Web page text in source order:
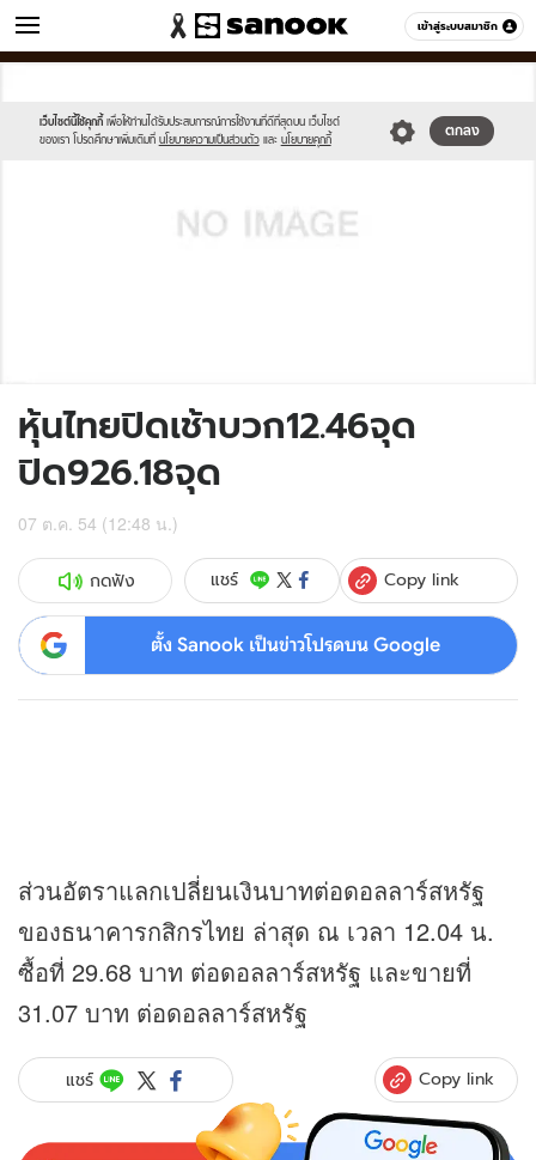
เข้าสู่ระบบสมาชิก
ข่าว หมวดอื่นๆ
เว็บไซต์นี้ใช้คุกกี้ เพื่อให้ท่านได้รับประสบการณ์การใช้งานที่ดีที่สุดบน เว็บไซต์
ของเรา โปรดศึกษาเพิ่มเติมที่ นโยบายความเป็นส่วนตัว และ นโยบายคุกกี้
ตกลง
sanook.png
image.jpg
หุ้นไทยปิดเช้าบวก12.46จุด
ปิด926.18จุด
07 ต.ค. 54 (12:48 น.)
กดฟัง แชร์ Copy link
ตั้ง Sanook เป็นข่าวโปรดบน Google
ส่วนอัตราแลกเปลี่ยนเงินบาทต่อดอลลาร์สหรัฐ
ของธนาคารกสิกรไทย ล่าสุด ณ เวลา 12.04 น.
ซื้อที่ 29.68 บาท ต่อดอลลาร์สหรัฐ และขายที่
31.07 บาท ต่อดอลลาร์สหรัฐ
แชร์ Copy link